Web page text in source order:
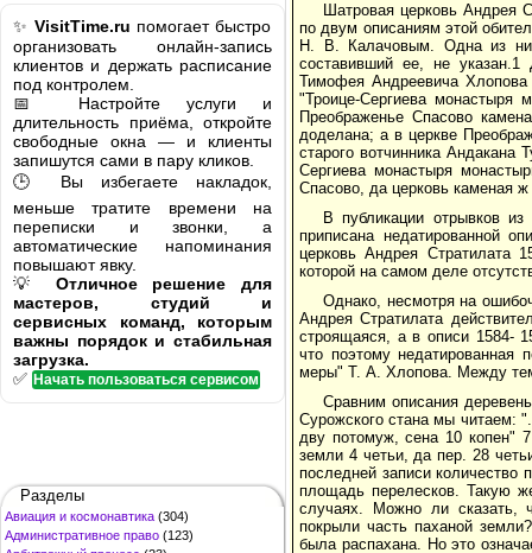
✨ VisitTime.ru помогает быстро
организовать онлайн-запись
клиентов и держать расписание
под контролем.
📅 Настройте услуги и
длительность приёма, откройте
свободные окна — и клиенты
запишутся сами в пару кликов.
🕒 Вы избегаете накладок,
меньше тратите времени на
переписки и звонки, а
автоматические напоминания
повышают явку.
💡 Отличное решение для
мастеров, студий и
сервисных команд, которым
важны порядок и стабильная
загрузка.
✅ Начать пользоваться сервисом
Разделы
Авиация и космонавтика (304)
Административное право (123)
Шатровая церковь Андрея
по двум описаниям этой
Н. В. Калачовым. Одна из
составивший ее, не
Тимофея Андреевича Хлопова
"Троице-Сергиева монастыря
Преображенье Спасово
доделана; а в церкве
старого вотчинника
Сергиева монастыря
Спасово, да церковь каменая
В публикации отрывков
приписана недатированной
церковь Андрея Стратилата
которой на самом деле
Однако, несмотря на
Андрея Стратилата
строящаяся, а в описи 1584-
что поэтому недатированная
меры" Т. А. Хлопова. Между
Сравним описания
Сурожского стана мы читаем:
дву потомуж, сена 10 копен"
земли 4 четьи, да пер. 28
последней записи количество
площадь перелесков. Такую
случаях. Можно ли сказать,
покрыли часть паханой
была распахана. Но это